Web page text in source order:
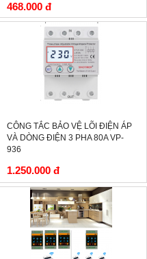
468.000 đ
CÔNG TẮC BẢO VỆ LÕI ĐIỆN ÁP
VÀ DÒNG ĐIỆN 3 PHA 80A VP-
936
1.250.000 đ